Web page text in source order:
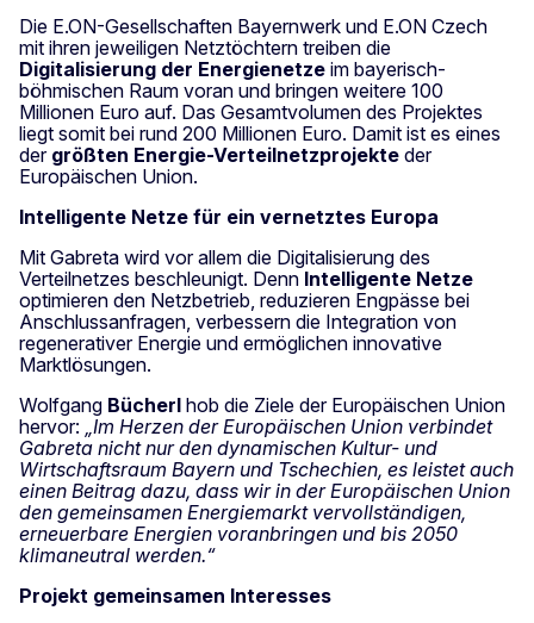
Die E.ON-Gesellschaften Bayernwerk und E.ON Czech
mit ihren jeweiligen Netztöchtern treiben die
Digitalisierung der Energienetze im bayerisch-
böhmischen Raum voran und bringen weitere 100
Millionen Euro auf. Das Gesamtvolumen des Projektes
liegt somit bei rund 200 Millionen Euro. Damit ist es eines
der größten Energie-Verteilnetzprojekte der
Europäischen Union.
Intelligente Netze für ein vernetztes Europa
Mit Gabreta wird vor allem die Digitalisierung des
Verteilnetzes beschleunigt. Denn Intelligente Netze
optimieren den Netzbetrieb, reduzieren Engpässe bei
Anschlussanfragen, verbessern die Integration von
regenerativer Energie und ermöglichen innovative
Marktlösungen.
Wolfgang Bücherl hob die Ziele der Europäischen Union
hervor: „Im Herzen der Europäischen Union verbindet
Gabreta nicht nur den dynamischen Kultur- und
Wirtschaftsraum Bayern und Tschechien, es leistet auch
einen Beitrag dazu, dass wir in der Europäischen Union
den gemeinsamen Energiemarkt vervollständigen,
erneuerbare Energien voranbringen und bis 2050
klimaneutral werden.“
Projekt gemeinsamen Interesses